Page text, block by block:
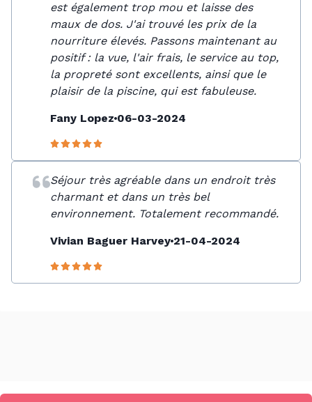
est également trop mou et laisse des
maux de dos. J'ai trouvé les prix de la
nourriture élevés. Passons maintenant au
positif : la vue, l'air frais, le service au top,
la propreté sont excellents, ainsi que le
plaisir de la piscine, qui est fabuleuse.
Fany Lopez 06-03-2024
Séjour très agréable dans un endroit très
charmant et dans un très bel
environnement. Totalement recommandé.
Vivian Baguer Harvey 21-04-2024